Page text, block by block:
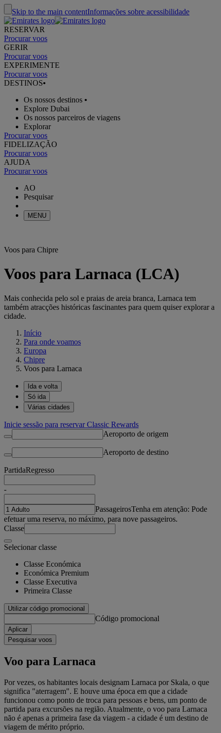
Skip to the main contentInformações sobre acessibilidade
RESERVAR
Procurar voos
GERIR
Procurar voos
EXPERIMENTE
Procurar voos
DESTINOS•
Os nossos destinos •
Explore Dubai
Os nossos parceiros de viagens
Explorar
Procurar voos
FIDELIZAÇÃO
Procurar voos
AJUDA
Procurar voos
AO
Pesquisar
MENU
Voos para Chipre
Voos para Larnaca (LCA)
Mais conhecida pelo sol e praias de areia branca, Larnaca tem
também atracções históricas fascinantes para quem quiser explorar a
cidade.
Início
Para onde voamos
Europa
Chipre
Voos para Larnaca
Ida e volta
Só ida
Várias cidades
Inicie sessão para reservar Classic Rewards
Aeroporto de origem
Aeroporto de destino
PartidaRegresso
-
PassageirosTenha em atenção: Pode
efetuar uma reserva, no máximo, para nove passageiros.
Classe
Selecionar classe
Classe Económica
Económica Premium
Classe Executiva
Primeira Classe
Utilizar código promocional
Código promocional
Aplicar
Pesquisar voos
Voo para Larnaca
Por vezes, os habitantes locais designam Larnaca por Skala, o que
significa "aterragem". E houve uma época em que a cidade
funcionou como ponto de troca para pessoas e bens, um ponto de
partida para excursões na região. Atualmente, o voo para Larnaca
não é apenas a primeira fase da viagem - a cidade é um destino de
viagem de mérito próprio.